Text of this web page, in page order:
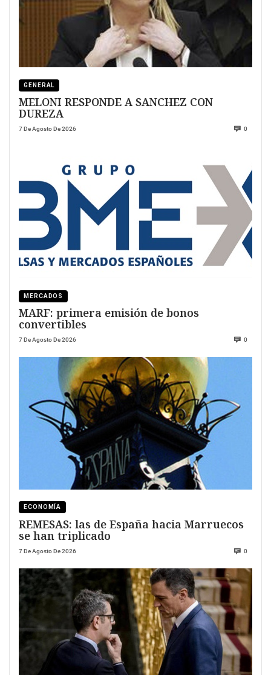
GENERAL
MELONI RESPONDE A SANCHEZ CON
DUREZA
7 De Agosto De 2026 0
MERCADOS
MARF: primera emisión de bonos
convertibles
7 De Agosto De 2026 0
ECONOMÍA
REMESAS: las de España hacia Marruecos
se han triplicado
7 De Agosto De 2026 0